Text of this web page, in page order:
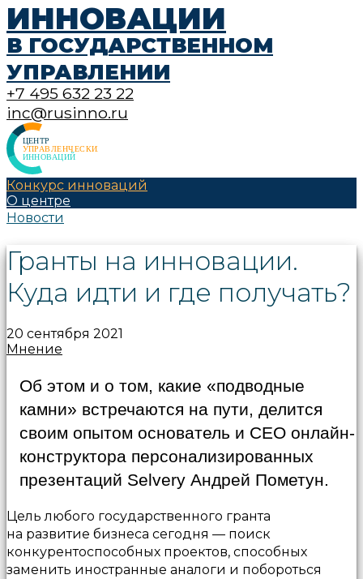
ИННОВАЦИИ
В ГОСУДАРСТВЕННОМ
УПРАВЛЕНИИ
+7 495 632 23 22
inc@rusinno.ru
Конкурс инноваций
О центре
Новости
Гранты на инновации.
Куда идти и где получать?
20 сентября 2021
Мнение
Об этом и о том, какие «подводные
камни» встречаются на пути, делится
своим опытом основатель и CEO онлайн-
конструктора персонализированных
презентаций Selvery Андрей Пометун.
Цель любого государственного гранта
на развитие бизнеса сегодня — поиск
конкурентоспособных проектов, способных
заменить иностранные аналоги и побороться